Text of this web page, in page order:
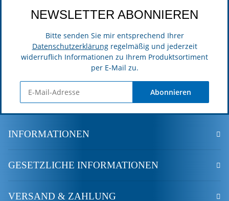
NEWSLETTER ABONNIEREN
Bitte senden Sie mir entsprechend Ihrer
Datenschutzerklärungregelmäßig und jederzeit
widerruflich Informationen zu Ihrem Produktsortiment
per E-Mail zu.
Abonnieren
INFORMATIONEN
GESETZLICHE INFORMATIONEN
VERSAND & ZAHLUNG